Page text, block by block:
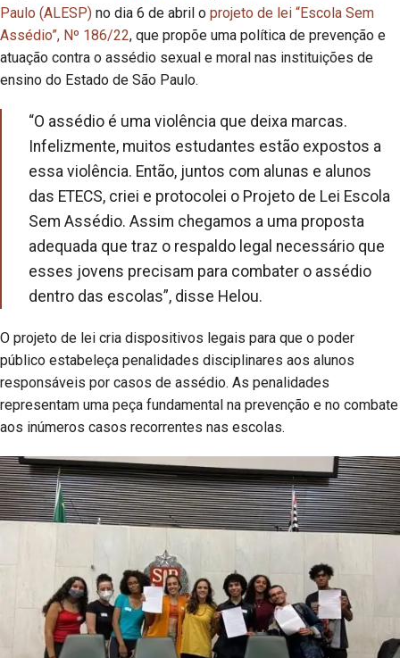
Paulo (ALESP) no dia 6 de abril o projeto de lei “Escola Sem
Assédio”, Nº 186/22, que propõe uma política de prevenção e
atuação contra o assédio sexual e moral nas instituições de
ensino do Estado de São Paulo.
“O assédio é uma violência que deixa marcas.
Infelizmente, muitos estudantes estão expostos a
essa violência. Então, juntos com alunas e alunos
das ETECS, criei e protocolei o Projeto de Lei Escola
Sem Assédio. Assim chegamos a uma proposta
adequada que traz o respaldo legal necessário que
esses jovens precisam para combater o assédio
dentro das escolas”, disse Helou.
O projeto de lei cria dispositivos legais para que o poder
público estabeleça penalidades disciplinares aos alunos
responsáveis por casos de assédio. As penalidades
representam uma peça fundamental na prevenção e no combate
aos inúmeros casos recorrentes nas escolas.